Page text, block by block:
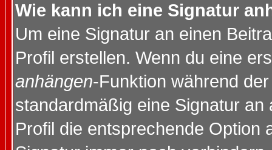
Wie kann ich eine Signatur
Um eine Signatur an einen
Profil erstellen. Wenn du eine
anhängen-Funktion während
standardmäßig eine Signatur
Profil die entsprechende Option